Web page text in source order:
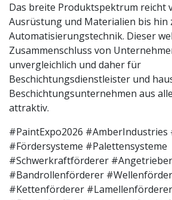
Das breite Produktspektrum reicht
Ausrüstung und Materialien bis hin
Automatisierungstechnik. Dieser
Zusammenschluss von
unvergleichlich und daher für
Beschichtungsdienstleister und
Beschichtungsunternehmen aus
attraktiv.
#PaintExpo2026 #AmberIndustries
#Fördersysteme #Palettensysteme
#Schwerkraftförderer
#Bandrollenförderer
#Kettenförderer #Lamellenförderer